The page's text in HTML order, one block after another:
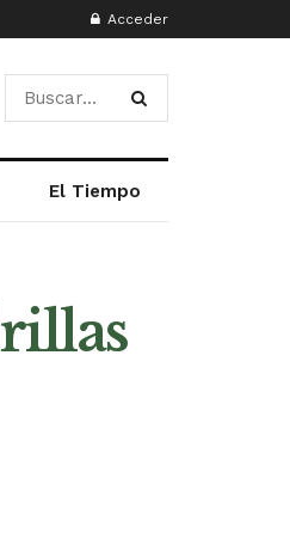
Acceder
El Tiempo